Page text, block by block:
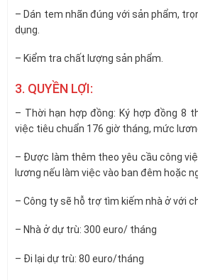
– Dán tem nhãn đúng với sản phẩm,
dụng.
– Kiểm tra chất lượng sản phẩm.
3. QUYỀN LỢI:
– Thời hạn hợp đồng: Ký hợp đồng 8
việc tiêu chuẩn 176 giờ tháng, mức
– Được làm thêm theo yêu cầu công
lương nếu làm việc vào ban đêm hoặc
– Công ty sẽ hỗ trợ tìm kiếm nhà ở với
– Nhà ở dự trù: 300 euro/ tháng
– Đi lại dự trù: 80 euro/tháng